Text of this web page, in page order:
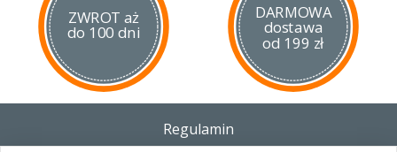
ZWROT aż
do 100 dni
DARMOWA
dostawa
od 199 zł
Regulamin